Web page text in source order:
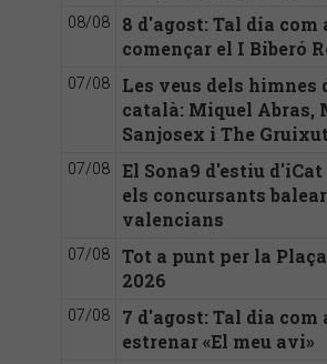
08/08
8 d'agost: Tal dia com
començar el I Biberó
07/08
Les veus dels himnes
català: Miquel Abras,
Sanjosex i The
07/08
El Sona9 d'estiu
els concursants
valencians
07/08
Tot a punt per la
2026
07/08
7 d'agost: Tal dia com
estrenar «El meu avi»